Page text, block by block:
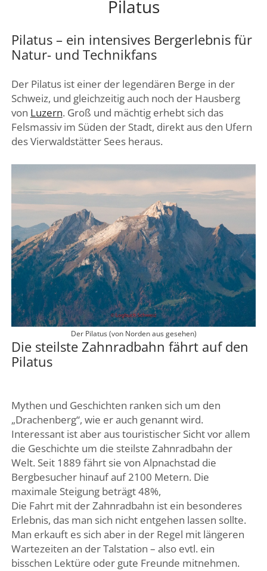
DREI SEEN LAND
JURA
FRIBOURG – FREIBURG
Pilatus
Pilatus – ein intensives Bergerlebnis für
Natur- und Technikfans
Der Pilatus ist einer der legendären Berge in der
Schweiz, und gleichzeitig auch noch der Hausberg
von Luzern. Groß und mächtig erhebt sich das
Felsmassiv im Süden der Stadt, direkt aus den Ufern
des Vierwaldstätter Sees heraus.
Der Pilatus (von Norden aus gesehen)
Die steilste Zahnradbahn fährt auf den
Pilatus
Mythen und Geschichten ranken sich um den
„Drachenberg“, wie er auch genannt wird.
Interessant ist aber aus touristischer Sicht vor allem
die Geschichte um die steilste Zahnradbahn der
Welt. Seit 1889 fährt sie von Alpnachstad die
Bergbesucher hinauf auf 2100 Metern. Die
maximale Steigung beträgt 48%,
Die Fahrt mit der Zahnradbahn ist ein besonderes
Erlebnis, das man sich nicht entgehen lassen sollte.
Man erkauft es sich aber in der Regel mit längeren
Wartezeiten an der Talstation – also evtl. ein
bisschen Lektüre oder gute Freunde mitnehmen.